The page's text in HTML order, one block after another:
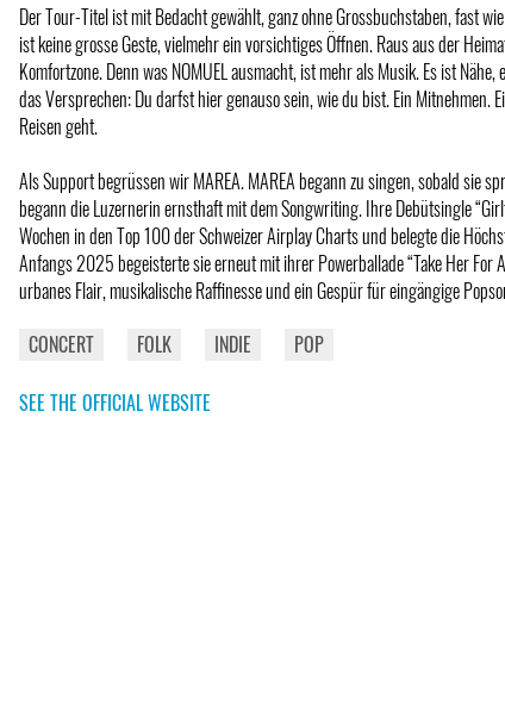
Der Tour-Titel ist mit Bedacht gewählt, ganz ohne Grossbuchstaben, fast
ist keine grosse Geste, vielmehr ein vorsichtiges Öffnen. Raus aus der
Komfortzone. Denn was NOMUEL ausmacht, ist mehr als Musik. Es ist
das Versprechen: Du darfst hier genauso sein, wie du bist. Ein Mitnehmen.
Reisen geht.
Als Support begrüssen wir MAREA. MAREA begann zu singen, sobald sie
begann die Luzernerin ernsthaft mit dem Songwriting. Ihre Debütsingle
Wochen in den Top 100 der Schweizer Airplay Charts und belegte die
Anfangs 2025 begeisterte sie erneut mit ihrer Powerballade “Take Her For
urbanes Flair, musikalische Raffinesse und ein Gespür für eingängige
CONCERT
FOLK INDIE POP
SEE THE OFFICIAL WEBSITE